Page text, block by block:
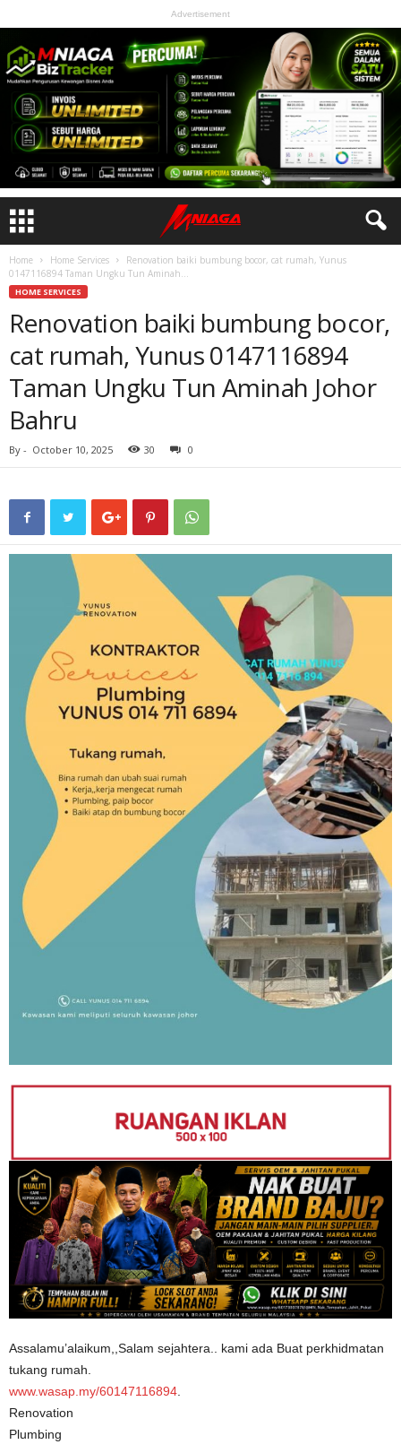
Advertisement
Home Home Services
Renovation baiki bumbung bocor, cat rumah, Yunus
0147116894 Taman Ungku Tun Aminah...
HOME SERVICES
Renovation baiki bumbung bocor,
cat rumah, Yunus 0147116894
Taman Ungku Tun Aminah Johor
Bahru
By - October 10, 2025 30 0
Assalamu’alaikum,,Salam sejahtera.. kami ada Buat perkhidmatan
tukang rumah.
www.wasap.my/60147116894
Renovation
Plumbing